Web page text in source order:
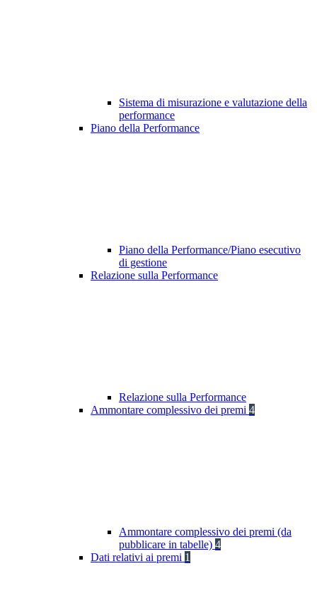
Sistema di misurazione e valutazione della
performance
Piano della Performance
Piano della Performance/Piano esecutivo
di gestione
Relazione sulla Performance
Relazione sulla Performance
Ammontare complessivo dei premi 4
Ammontare complessivo dei premi (da
pubblicare in tabelle) 4
Dati relativi ai premi 1